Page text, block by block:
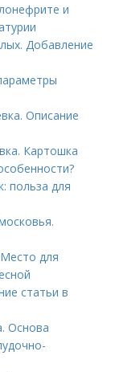
и
Добавление
Описание
Картошка
польза для
для
статьи в
Основа